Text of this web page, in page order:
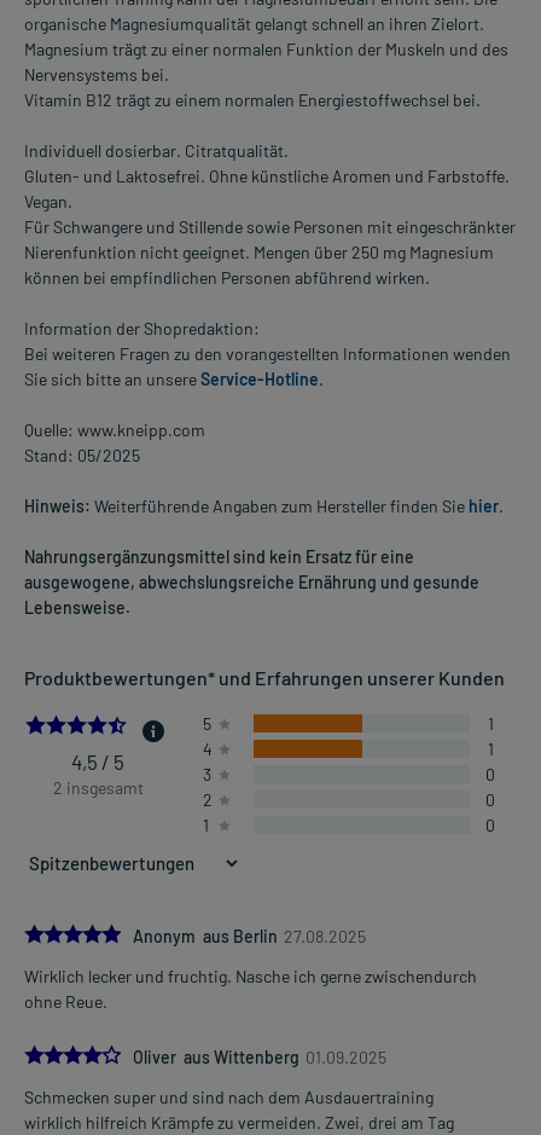
organische Magnesiumqualität gelangt schnell an ihren Zielort.
Magnesium trägt zu einer normalen Funktion der Muskeln und des
Nervensystems bei.
Vitamin B12 trägt zu einem normalen Energiestoffwechsel bei.
Individuell dosierbar. Citratqualität.
Gluten- und Laktosefrei. Ohne künstliche Aromen und Farbstoffe.
Vegan.
Für Schwangere und Stillende sowie Personen mit eingeschränkter
Nierenfunktion nicht geeignet. Mengen über 250 mg Magnesium
können bei empfindlichen Personen abführend wirken.
Information der Shopredaktion:
Bei weiteren Fragen zu den vorangestellten Informationen wenden
Sie sich bitte an unsereService-Hotline.
Quelle: www.kneipp.com
Stand: 05/2025
Hinweis: Weiterführende Angaben zum Hersteller finden Sie hier.
Nahrungsergänzungsmittel sind kein Ersatz für eine
ausgewogene, abwechslungsreiche Ernährung und gesunde
Lebensweise.
Produktbewertungen* und Erfahrungen unserer Kunden
4.5
4,5 / 5
2 insgesamt
5
1
4
1
3
0
2
0
1
0
5.0Anonym aus Berlin 27.08.2025
Wirklich lecker und fruchtig. Nasche ich gerne zwischendurch
ohne Reue.
4.0
Oliver aus Wittenberg 01.09.2025
Schmecken super und sind nach dem Ausdauertraining
wirklich hilfreich Krämpfe zu vermeiden. Zwei, drei am Tag